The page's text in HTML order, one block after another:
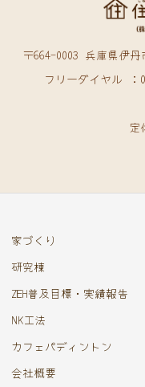
〒664-0003 兵庫県伊丹
フリーダイヤル
定
家づくり
研究棟
ZEH普及目標・実績報告
NK工法
カフェパディントン
会社概要